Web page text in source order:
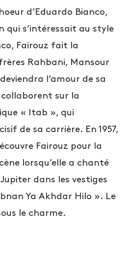
d’Eduardo Bianco,
qui s’intéressait au style
Fairouz fait la
Rahbani, Mansour
l’amour de sa
collaborent sur la
« Itab », qui
de sa carrière. En 1957,
Fairouz pour la
lorsqu’elle a chanté
dans les vestiges
Ya Akhdar Hilo ». Le
le charme.